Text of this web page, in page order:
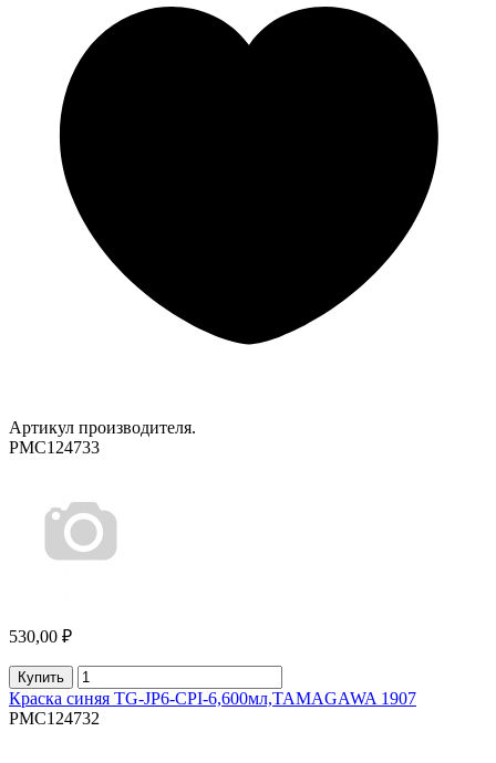
Артикул производителя.
PMC124733
530,00 ₽
Купить
Краска синяя TG-JP6-CPI-6,600мл,TAMAGAWA 1907
PMC124732